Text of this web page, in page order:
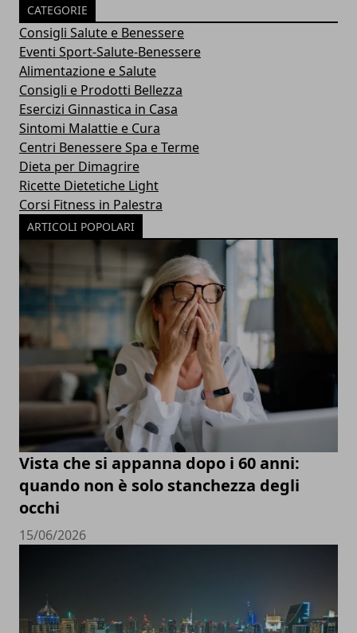
CATEGORIE
Consigli Salute e Benessere
Eventi Sport-Salute-Benessere
Alimentazione e Salute
Consigli e Prodotti Bellezza
Esercizi Ginnastica in Casa
Sintomi Malattie e Cura
Centri Benessere Spa e Terme
Dieta per Dimagrire
Ricette Dietetiche Light
Corsi Fitness in Palestra
ARTICOLI POPOLARI
Vista che si appanna dopo i 60 anni:
quando non è solo stanchezza degli
occhi
15/06/2026